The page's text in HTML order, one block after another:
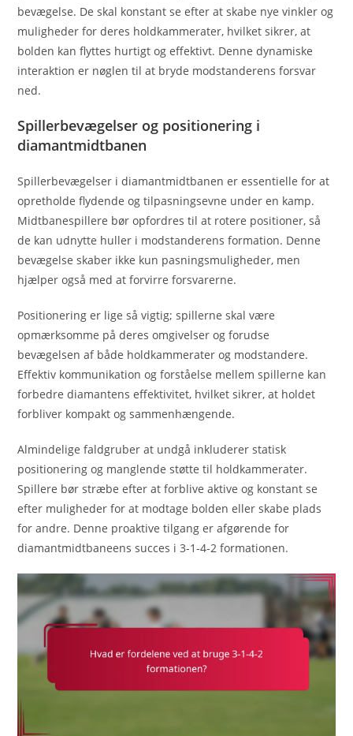
bevægelse. De skal konstant se efter at skabe nye vinkler og
muligheder for deres holdkammerater, hvilket sikrer, at
bolden kan flyttes hurtigt og effektivt. Denne dynamiske
interaktion er nøglen til at bryde modstanderens forsvar
ned.
Spillerbevægelser og positionering i
diamantmidtbanen
Spillerbevægelser i diamantmidtbanen er essentielle for at
opretholde flydende og tilpasningsevne under en kamp.
Midtbanespillere bør opfordres til at rotere positioner, så
de kan udnytte huller i modstanderens formation. Denne
bevægelse skaber ikke kun pasningsmuligheder, men
hjælper også med at forvirre forsvarerne.
Positionering er lige så vigtig; spillerne skal være
opmærksomme på deres omgivelser og forudse
bevægelsen af både holdkammerater og modstandere.
Effektiv kommunikation og forståelse mellem spillerne kan
forbedre diamantens effektivitet, hvilket sikrer, at holdet
forbliver kompakt og sammenhængende.
Almindelige faldgruber at undgå inkluderer statisk
positionering og manglende støtte til holdkammerater.
Spillere bør stræbe efter at forblive aktive og konstant se
efter muligheder for at modtage bolden eller skabe plads
for andre. Denne proaktive tilgang er afgørende for
diamantmidtbaneens succes i 3-1-4-2 formationen.